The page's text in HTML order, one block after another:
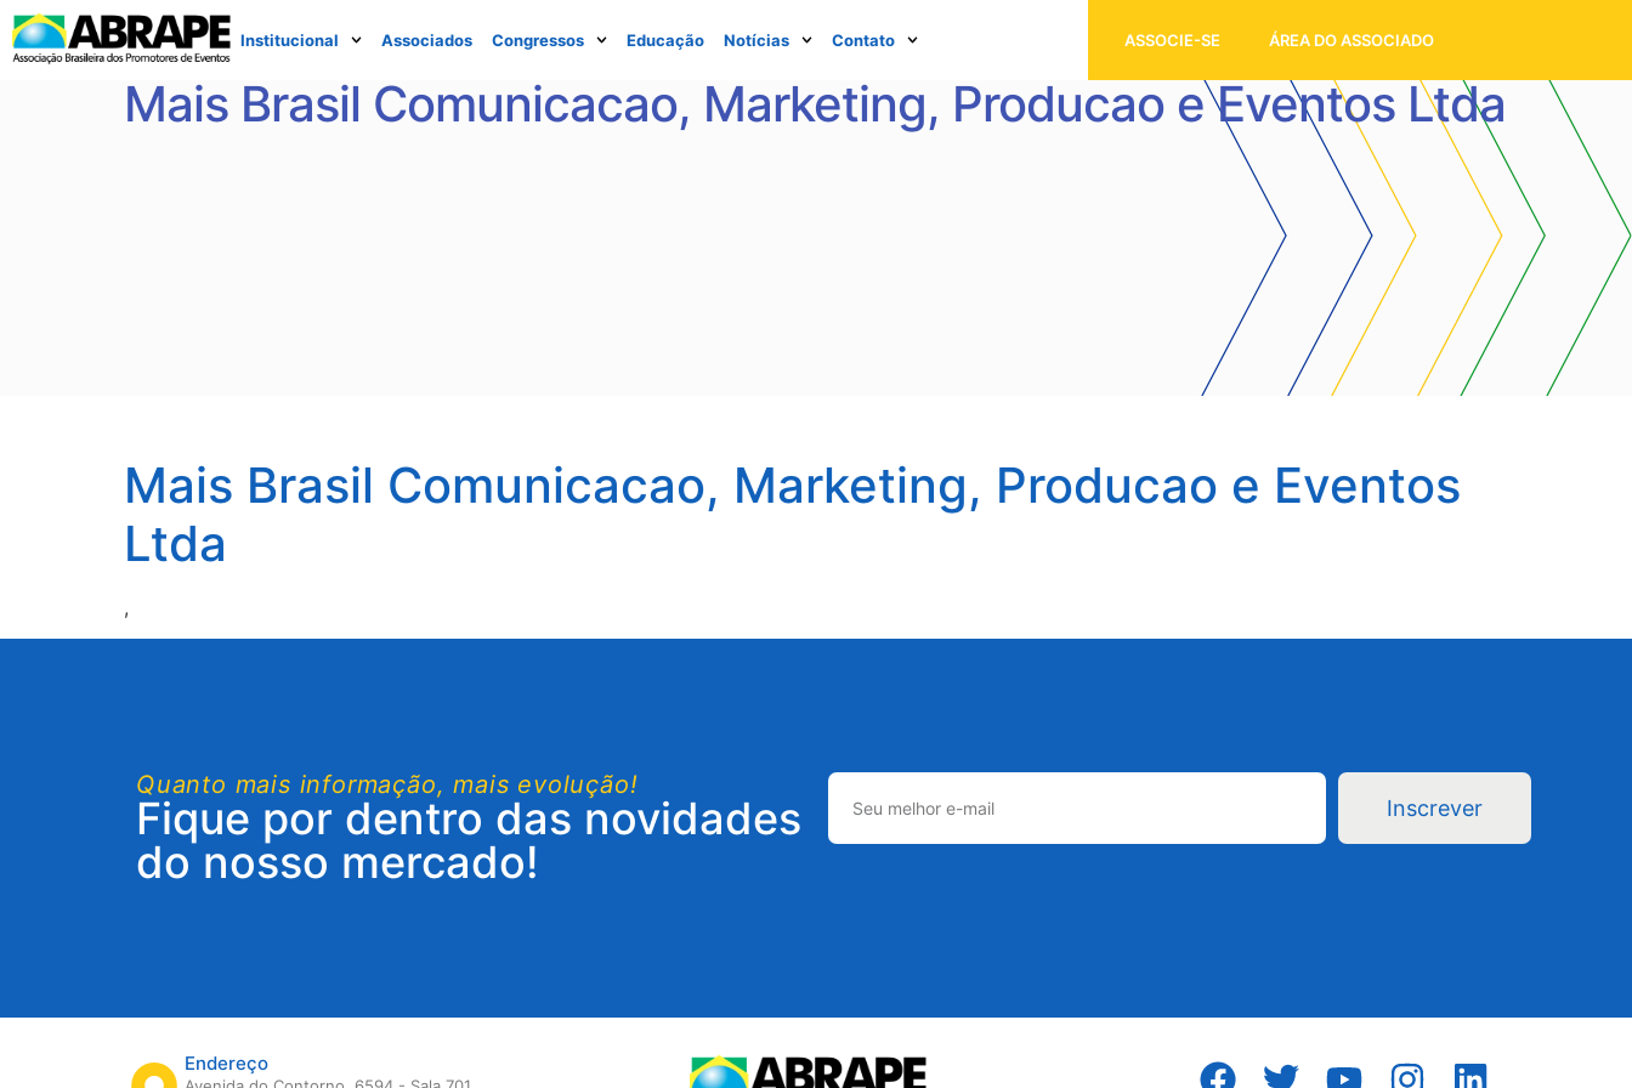
Institucional Associados Congressos Educação Notícias Contato ASSOCIE-SE ÁREA DO ASSOCIADO
Mais Brasil Comunicacao, Marketing, Producao e Eventos Ltda
Mais Brasil Comunicacao, Marketing, Producao e Eventos
Ltda
,
Quanto mais informação, mais evolução!
Fique por dentro das novidades
do nosso mercado!
Inscrever
Endereço